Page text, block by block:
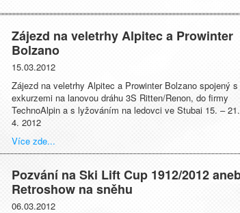
Zájezd na veletrhy Alpitec a Prowinter
Bolzano
15.03.2012
Zájezd na veletrhy Alpitec a Prowinter Bolzano spojený s
exkurzemi na lanovou dráhu 3S Ritten/Renon, do firmy
TechnoAlpin a s lyžováním na ledovci ve Stubai 15. – 21.
4. 2012
Více zde...
Pozvání na Ski Lift Cup 1912/2012
Retroshow na sněhu
06.03.2012